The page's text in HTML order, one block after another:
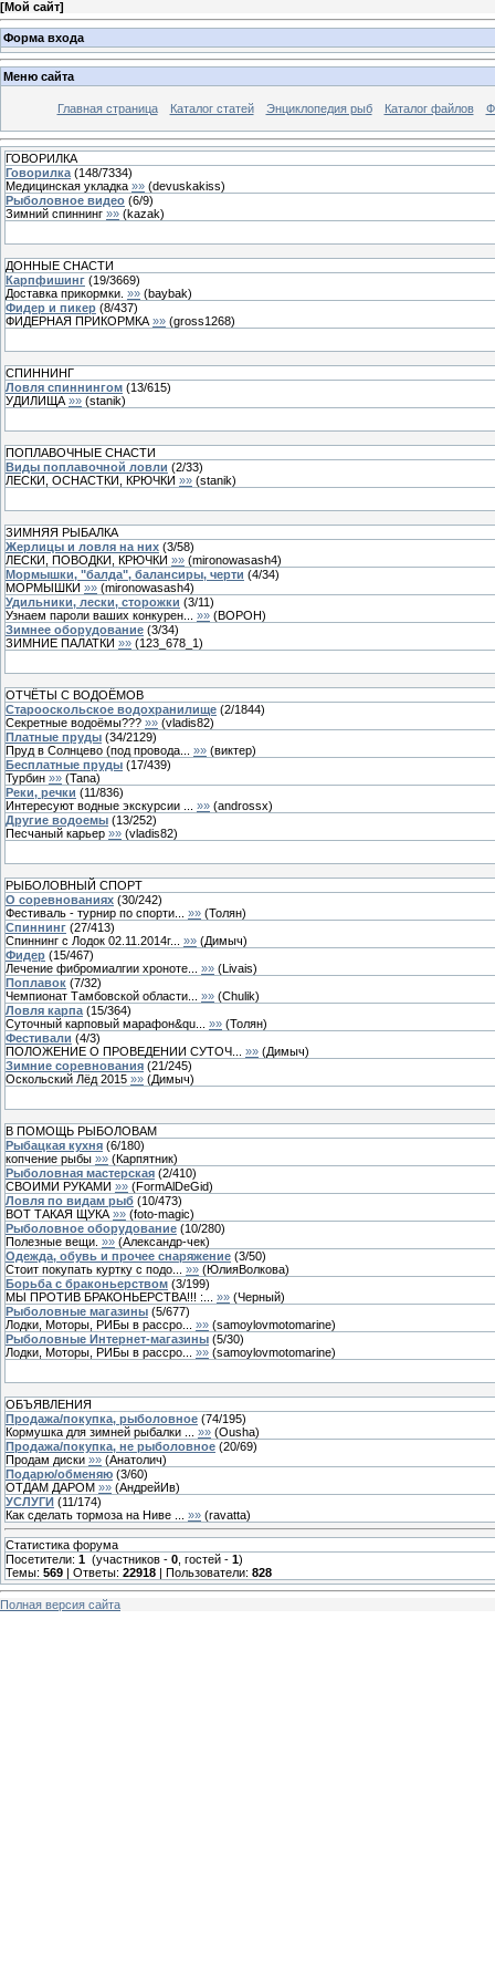
[Мой сайт]
Форма входа
Меню сайта
Главная страница Каталог статей Энциклопедия рыб Каталог файлов
ГОВОРИЛКА
Говорилка (148/7334)
Медицинская укладка »» (devuskakiss)
Рыболовное видео (6/9)
Зимний спиннинг »» (kazak)
ДОННЫЕ СНАСТИ
Карпфишинг (19/3669)
Доставка прикормки. »» (baybak)
Фидер и пикер (8/437)
ФИДЕРНАЯ ПРИКОРМКА »» (gross1268)
СПИННИНГ
Ловля спиннингом (13/615)
УДИЛИЩА »» (stanik)
ПОПЛАВОЧНЫЕ СНАСТИ
Виды поплавочной ловли (2/33)
ЛЕСКИ, ОСНАСТКИ, КРЮЧКИ »» (stanik)
ЗИМНЯЯ РЫБАЛКА
Жерлицы и ловля на них (3/58)
ЛЕСКИ, ПОВОДКИ, КРЮЧКИ »» (mironowasash4)
Мормышки, "балда", балансиры, черти (4/34)
МОРМЫШКИ »» (mironowasash4)
Удильники, лески, сторожки (3/11)
Узнаем пароли ваших конкурен...
»» (BOPOH)
Зимнее оборудование (3/34)
ЗИМНИЕ ПАЛАТКИ »» (123_678_1)
ОТЧЁТЫ С ВОДОЁМОВ
Старооскольское водохранилище (2/1844)
Секретные водоёмы??? »» (vladis82)
Платные пруды (34/2129)
Пруд в Солнцево (под провода...
»» (виктер)
Бесплатные пруды (17/439)
Турбин »» (Tana)
Реки, речки (11/836)
Интересуют водные экскурсии ...
»» (androssx)
Другие водоемы (13/252)
Песчаный карьер »» (vladis82)
РЫБОЛОВНЫЙ СПОРТ
О соревнованиях (30/242)
Фестиваль - турнир по спорти...
»» (Толян)
Спиннинг (27/413)
Спиннинг с Лодок 02.11.2014г...
»» (Димыч)
Фидер (15/467)
Лечение фибромиалгии хроноте...
»» (Livais)
Поплавок (7/32)
Чемпионат Тамбовской области...
»» (Chulik)
Ловля карпа (15/364)
Суточный карповый марафон&qu...
»» (Толян)
Фестивали (4/3)
ПОЛОЖЕНИЕ О ПРОВЕДЕНИИ СУТОЧ...
»» (Димыч)
Зимние соревнования (21/245)
Оскольский Лёд 2015 »» (Димыч)
В ПОМОЩЬ РЫБОЛОВАМ
Рыбацкая кухня (6/180)
копчение рыбы »» (Карпятник)
Рыболовная мастерская (2/410)
СВОИМИ РУКАМИ »» (FormAlDeGid)
Ловля по видам рыб (10/473)
ВОТ ТАКАЯ ЩУКА »» (foto-magic)
Рыболовное оборудование (10/280)
Полезные вещи. »» (Александр-чек)
Одежда, обувь и прочее снаряжение (3/50)
Стоит покупать куртку с подо...
»» (ЮлияВолкова)
Борьба с браконьерством (3/199)
МЫ ПРОТИВ БРАКОНЬЕРСТВА!!! :...
»» (Черный)
Рыболовные магазины (5/677)
Лодки, Моторы, РИБы в рассро...
»» (samoylovmotomarine)
Рыболовные Интернет-магазины (5/30)
Лодки, Моторы, РИБы в рассро...
»» (samoylovmotomarine)
ОБЪЯВЛЕНИЯ
Продажа/покупка, рыболовное (74/195)
Кормушка для зимней рыбалки ...
»» (Ousha)
Продажа/покупка, не рыболовное (20/69)
Продам диски »» (Анатолич)
Подарю/обменяю (3/60)
ОТДАМ ДАРОМ »» (АндрейИв)
УСЛУГИ (11/174)
Как сделать тормоза на Ниве ...
»» (ravatta)
Статистика форума
Посетители: 1 (участников - 0 , гостей - 1)
Темы: 569 | Ответы: 22918 | Пользователи: 828
Полная версия сайта